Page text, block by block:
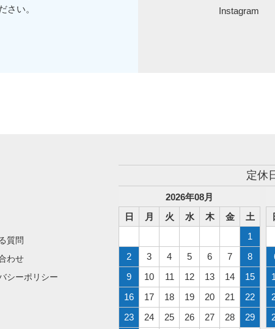
さい。
Instagram
質問
わせ
シーポリシー
定休
2026年08月
日
月 火 水 木 金
土
1
2
3 4 5 6 7
8
9
10 11 12 13 14
15
16
17 18 19 20 21
22
23
24 25 26 27 28 29